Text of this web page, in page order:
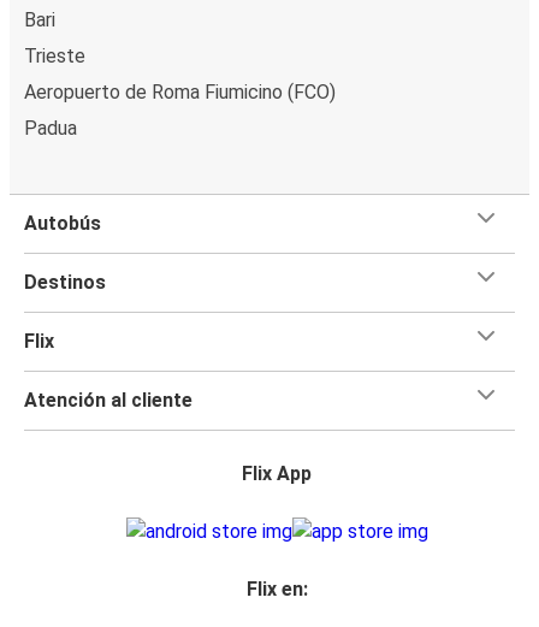
Bari
Trieste
Aeropuerto de Roma Fiumicino (FCO)
Padua
Autobús
Destinos
Flix
Atención al cliente
Flix App
Flix en: